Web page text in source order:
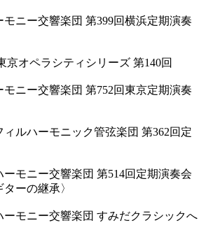
モニー交響楽団 第399回横浜定期演奏
京オペラシティシリーズ 第140回
モニー交響楽団 第752回東京定期演奏
ルハーモニック管弦楽団 第362回定
モニー交響楽団 第514回定期演奏会
ターの継承〉
ーモニー交響楽団 すみだクラシックへ